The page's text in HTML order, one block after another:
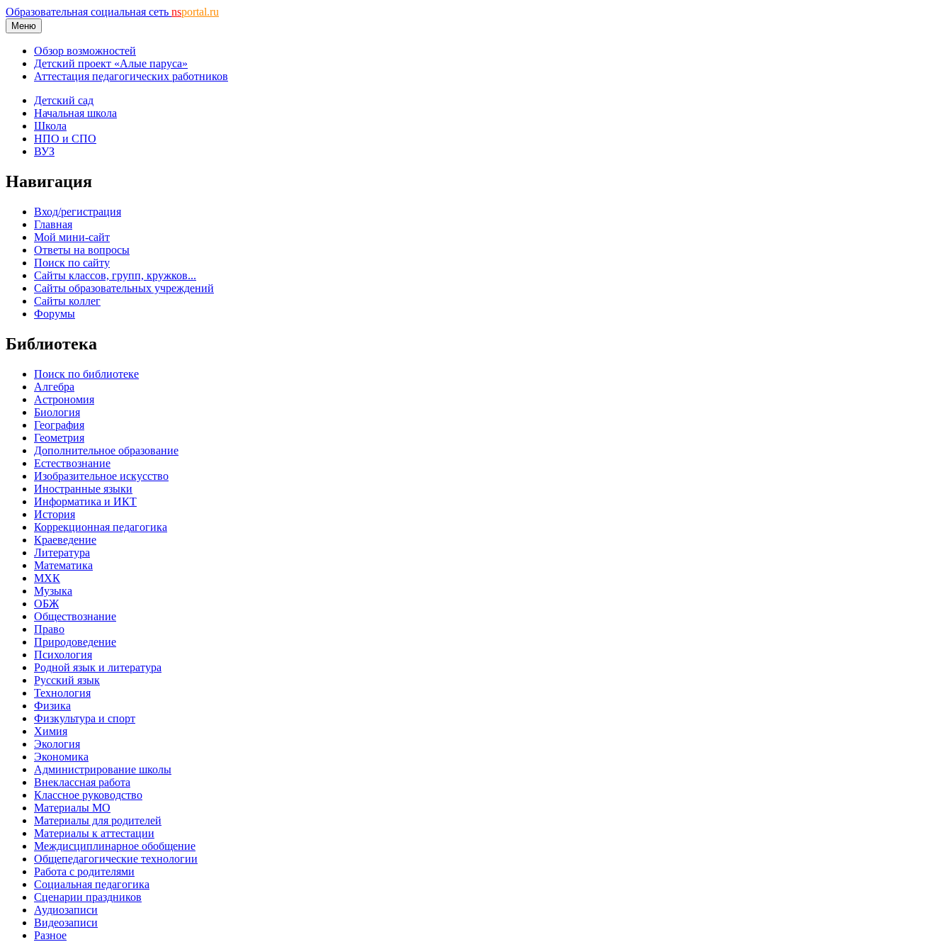
Образовательная социальная сеть nsportal.ru
Меню
Обзор возможностей
Детский проект «Алые паруса»
Аттестация педагогических работников
Детский сад
Начальная школа
Школа
НПО и СПО
ВУЗ
Навигация
Вход/регистрация
Главная
Мой мини-сайт
Ответы на вопросы
Поиск по сайту
Сайты классов, групп, кружков...
Сайты образовательных учреждений
Сайты коллег
Форумы
Библиотека
Поиск по библиотеке
Алгебра
Астрономия
Биология
География
Геометрия
Дополнительное образование
Естествознание
Изобразительное искусство
Иностранные языки
Информатика и ИКТ
История
Коррекционная педагогика
Краеведение
Литература
Математика
МХК
Музыка
ОБЖ
Обществознание
Право
Природоведение
Психология
Родной язык и литература
Русский язык
Технология
Физика
Физкультура и спорт
Химия
Экология
Экономика
Администрирование школы
Внеклассная работа
Классное руководство
Материалы МО
Материалы для родителей
Материалы к аттестации
Междисциплинарное обобщение
Общепедагогические технологии
Работа с родителями
Социальная педагогика
Сценарии праздников
Аудиозаписи
Видеозаписи
Разное